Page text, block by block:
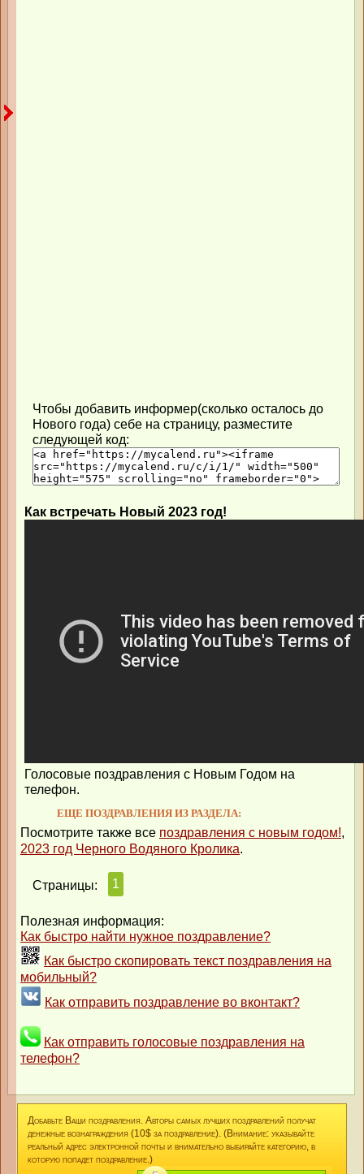
Чтобы добавить информер(сколько осталось до
Нового года) себе на страницу, разместите
следующей код:
Как встречать Новый 2023 год!
Голосовые поздравления с Новым Годом на
телефон.
ЕЩЕ ПОЗДРАВЛЕНИЯ ИЗ РАЗДЕЛА:
Посмотрите также все поздравления с новым годом!,
2023 год Черного Водяного Кролика.
Страницы: 1
Полезная информация:
Как быстро найти нужное поздравление?
Как быстро скопировать текст поздравления на
мобильный?
Как отправить поздравление во вконтакт?
Как отправить голосовые поздравления на
телефон?
Добавьте Ваши поздравления. Авторы самых лучших поздравлений получат
денежные вознаграждения (10$ за поздравление). (Внимание: указывайте
реальный адрес электронной почты и внимательно выбирайте категорию, в
которую попадет поздравление.)